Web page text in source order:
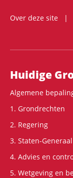
Over deze site
Huidige
Algemene
1. Grondrechten
2. Regering
3. Staten-Generaal
4. Advies en
5. Wetgeving en